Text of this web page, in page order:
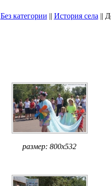
Без категории || История села ||
размер: 800x532